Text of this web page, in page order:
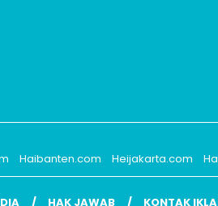
Haibanten.com Heijakarta.com
HAK JAWAB KONTAK